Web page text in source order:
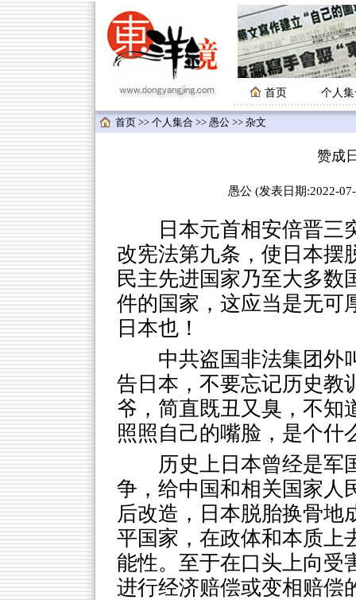
首页 个人
首页 >> 个人集合 >> 愚公 >> 杂文
赞成
愚公 (发表日期:2022-
日本元首相安倍晋三
改宪法第九条，使日本摆
民主先进国家乃至大多数
件的国家，这应当是无可
日本也！
中共盗国非法集团外
告日本，不要忘记历史教
爷，简直既丑又臭，不知
照照自己的嘴脸，是个什
历史上日本曾经是军
争，给中国和相关国家人
后改造，日本脱胎换骨地
平国家，在政体和本质上
能性。至于在口头上向受
进行经济赔偿或变相赔偿